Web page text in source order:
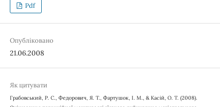
Pdf
Опубліковано
21.06.2008
Як цитувати
Грабовський, Р. С., Федорович, Я. Т., Фартушок, І. М., & Касій, О. Т. (2008).